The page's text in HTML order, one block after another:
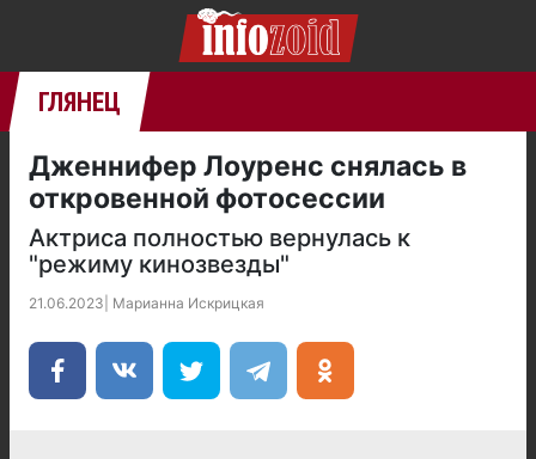
ГЛЯНЕЦ
Дженнифер Лоуренс снялась в
откровенной фотосессии
Актриса полностью вернулась к
"режиму кинозвезды"
21.06.2023 Марианна Искрицкая